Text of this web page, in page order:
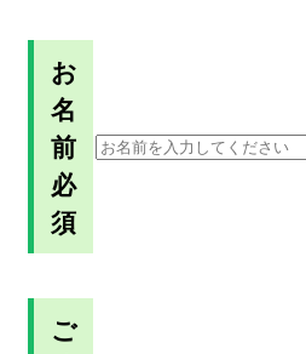
お
名
前
必
須
ご